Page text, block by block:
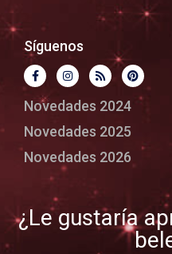
Síguenos
Novedades 2024
Novedades 2025
Novedades 2026
¿Le gustaría